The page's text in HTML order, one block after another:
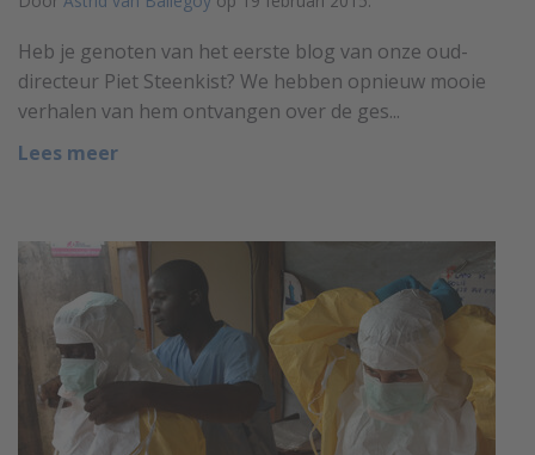
Heb je genoten van het eerste blog van onze oud-
directeur Piet Steenkist? We hebben opnieuw mooie
verhalen van hem ontvangen over de ges...
Lees meer